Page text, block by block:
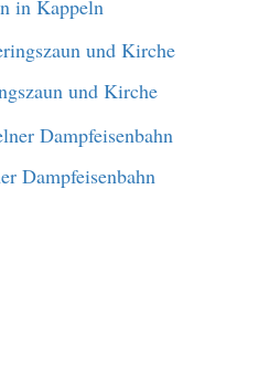
in Kappeln
und Kirche
Dampfeisenbahn